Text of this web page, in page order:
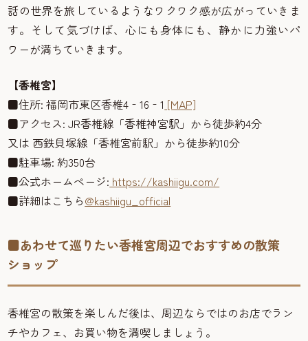
話の世界を旅しているようなワクワク感が広がっていきま
す。そして気づけば、心にも身体にも、静かに力強いパ
ワーが満ちていきます。
【香椎宮】
■住所: 福岡市東区香椎4‑16‑1 [MAP]
■アクセス: JR香椎線「香椎神宮駅」から徒歩約4分
又は 西鉄貝塚線「香椎宮前駅」から徒歩約10分
■駐車場: 約350台
■公式ホームページ: https://kashiigu.com/
■詳細はこちら@kashiigu_official
■あわせて巡りたい香椎宮周辺でおすすめの散策
ショップ
香椎宮の散策を楽しんだ後は、周辺ならではのお店でラン
チやカフェ、お買い物を満喫しましょう。